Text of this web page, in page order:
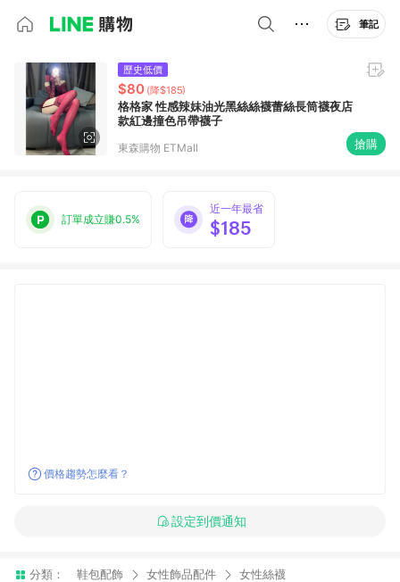
筆記
歷史低價
$80 (降$185)
格格家 性感辣妹油光黑絲絲襪蕾絲長筒襪夜店
款紅邊撞色吊帶襪子
東森購物 ETMall 搶購
訂單成立賺0.5%
近一年最省
$185
價格趨勢怎麼看？
設定到價通知
分類： 鞋包配飾 女性飾品配件 女性絲襪